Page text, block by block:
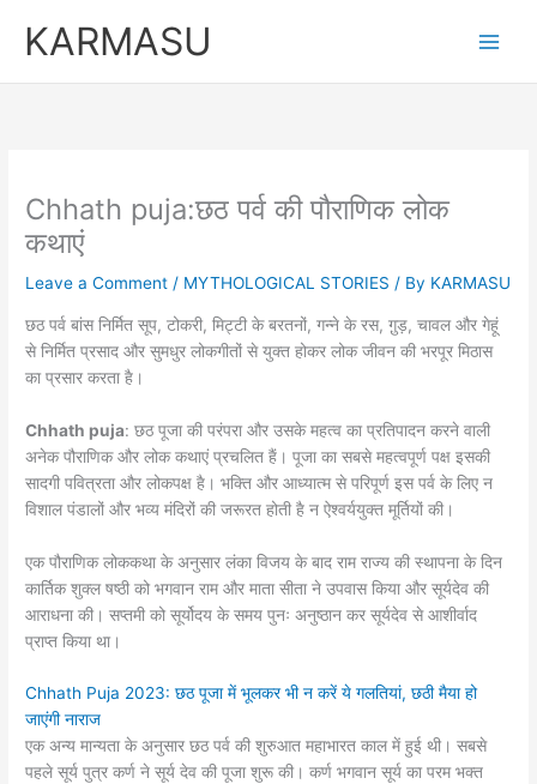
KARMASU
Chhath puja:छठ पर्व की पौराणिक लोक
कथाएं
Leave a Comment / MYTHOLOGICAL STORIES / By KARMASU
छठ पर्व बांस निर्मित सूप, टोकरी, मिट्टी के बरतनों, गन्ने के रस, गु़ड़, चावल और गेहूं
से निर्मित प्रसाद और सुमधुर लोकगीतों से युक्त होकर लोक जीवन की भरपूर मिठास
का प्रसार करता है।
Chhath puja: छठ पूजा की परंपरा और उसके महत्व का प्रतिपादन करने वाली
अनेक पौराणिक और लोक कथाएं प्रचलित हैं। पूजा का सबसे महत्वपूर्ण पक्ष इसकी
सादगी पवित्रता और लोकपक्ष है। भक्ति और आध्यात्म से परिपूर्ण इस पर्व के लिए न
विशाल पंडालों और भव्य मंदिरों की जरूरत होती है न ऐश्वर्ययुक्त मूर्तियों की।
एक पौराणिक लोककथा के अनुसार लंका विजय के बाद राम राज्य की स्थापना के दिन
कार्तिक शुक्ल षष्ठी को भगवान राम और माता सीता ने उपवास किया और सूर्यदेव की
आराधना की। सप्तमी को सूर्योदय के समय पुनः अनुष्ठान कर सूर्यदेव से आशीर्वाद
प्राप्त किया था।
Chhath Puja 2023: छठ पूजा में भूलकर भी न करें ये गलतियां, छठी मैया हो
जाएंगी नाराज
एक अन्य मान्यता के अनुसार छठ पर्व की शुरुआत महाभारत काल में हुई थी। सबसे
पहले सूर्य पुत्र कर्ण ने सूर्य देव की पूजा शुरू की। कर्ण भगवान सूर्य का परम भक्त